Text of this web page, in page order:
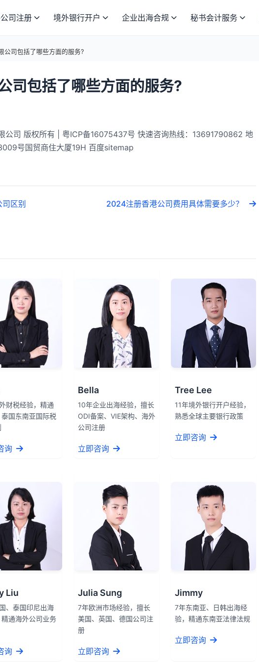
司注册 境外银行开户 企业出海合规 秘书会计服务
公司包括了哪些方面的服务?
司包括了哪些方面的服务?
司 版权所有 | 粤ICP备16075437号 快速咨询热线：13691790862 地
号国贸商住大厦19H 百度sitemap
区别 2024注册香港公司费用具体需要多少？
财税经验，精通
国东南亚国际税
询
Bella
10年企业出海经验，擅长
ODI备案、VIE架构、海外
公司注册
立即咨询
Tree Lee
11年境外银行开户经验，
熟悉全球主要银行政策
立即咨询
Liu
、泰国印尼出海
通海外公司业务
询
Julia Sung
7年欧洲市场经验，擅长
美国、英国、德国公司注
册
立即咨询
Jimmy
7年东南亚、日韩出海经
验，精通东南亚法律法规
立即咨询